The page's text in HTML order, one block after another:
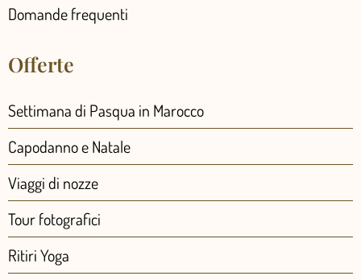
Domande frequenti
Offerte
Settimana di Pasqua in Marocco
Capodanno e Natale
Viaggi di nozze
Tour fotografici
Ritiri Yoga